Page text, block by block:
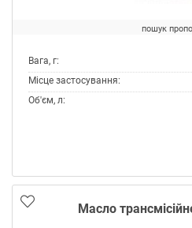
пошук
Вага, г:
Місце застосування:
Об'єм, л:
Тип контейнера:
Масло